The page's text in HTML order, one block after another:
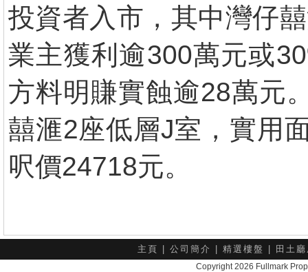
投資者入市，其中灣仔
業主獲利逾300萬元或
方料明賺實蝕逾28萬元
囍滙2座低層J室，實用
呎價24718元。
主頁 公司簡介 精選樓盤 田土
Copyright 2026 Fullmark